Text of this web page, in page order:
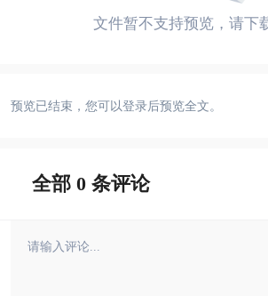
文件暂不支持预览，请下
预览已结束，您可以登录后预览全文。
全部 0 条评论